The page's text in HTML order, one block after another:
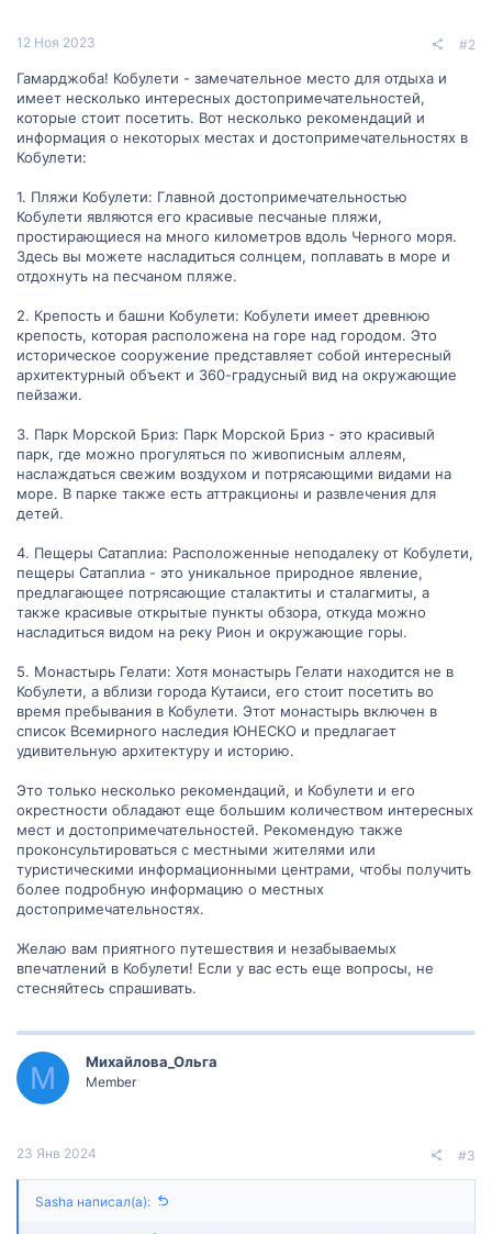
12 Ноя 2023 #2
Гамарджоба! Кобулети - замечательное место для отдыха и
имеет несколько интересных достопримечательностей,
которые стоит посетить. Вот несколько рекомендаций и
информация о некоторых местах и достопримечательностях в
Кобулети:
1. Пляжи Кобулети: Главной достопримечательностью
Кобулети являются его красивые песчаные пляжи,
простирающиеся на много километров вдоль Черного моря.
Здесь вы можете насладиться солнцем, поплавать в море и
отдохнуть на песчаном пляже.
2. Крепость и башни Кобулети: Кобулети имеет древнюю
крепость, которая расположена на горе над городом. Это
историческое сооружение представляет собой интересный
архитектурный объект и 360-градусный вид на окружающие
пейзажи.
3. Парк Морской Бриз: Парк Морской Бриз - это красивый
парк, где можно прогуляться по живописным аллеям,
наслаждаться свежим воздухом и потрясающими видами на
море. В парке также есть аттракционы и развлечения для
детей.
4. Пещеры Сатаплиа: Расположенные неподалеку от Кобулети,
пещеры Сатаплиа - это уникальное природное явление,
предлагающее потрясающие сталактиты и сталагмиты, а
также красивые открытые пункты обзора, откуда можно
насладиться видом на реку Рион и окружающие горы.
5. Монастырь Гелати: Хотя монастырь Гелати находится не в
Кобулети, а вблизи города Кутаиси, его стоит посетить во
время пребывания в Кобулети. Этот монастырь включен в
список Всемирного наследия ЮНЕСКО и предлагает
удивительную архитектуру и историю.
Это только несколько рекомендаций, и Кобулети и его
окрестности обладают еще большим количеством интересных
мест и достопримечательностей. Рекомендую также
проконсультироваться с местными жителями или
туристическими информационными центрами, чтобы получить
более подробную информацию о местных
достопримечательностях.
Желаю вам приятного путешествия и незабываемых
впечатлений в Кобулети! Если у вас есть еще вопросы, не
стесняйтесь спрашивать.
М Михайлова_Ольга
Member
23 Янв 2024 #3
Sasha написал(а):